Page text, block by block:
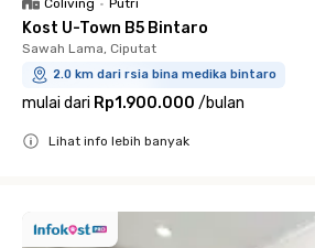
Coliving • Putri
Kost U-Town B5 Bintaro
Sawah Lama, Ciputat
2.0 km dari rsia bina medika bintaro
mulai dari Rp1.900.000 /bulan
Lihat info lebih banyak